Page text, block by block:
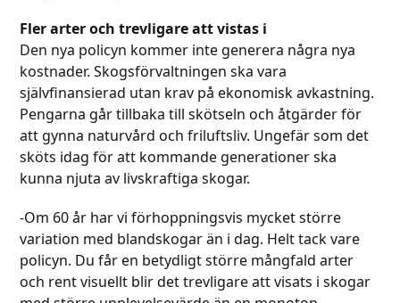
Fler arter och trevligare att vistas i
Den nya policyn kommer inte generera några nya
kostnader. Skogsförvaltningen ska vara
självfinansierad utan krav på ekonomisk avkastning.
Pengarna går tillbaka till skötseln och åtgärder för
att gynna naturvård och friluftsliv. Ungefär som det
sköts idag för att kommande generationer ska
kunna njuta av livskraftiga skogar.
-Om 60 år har vi förhoppningsvis mycket större
variation med blandskogar än i dag. Helt tack vare
policyn. Du får en betydligt större mångfald arter
och rent visuellt blir det trevligare att visats i skogar